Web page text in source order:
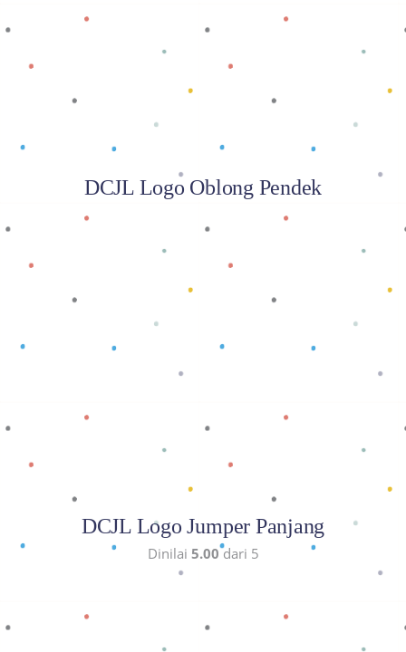
DCJL Logo Oblong Pendek
Baca selengkapnya
DCJL Logo Jumper Panjang
Dinilai 5.00dari 5